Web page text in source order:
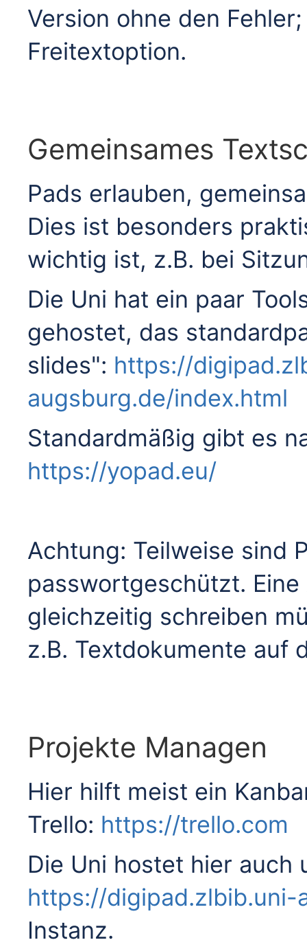
Version ohne den
Freitextoption.
Gemeinsames
Pads erlauben,
Dies ist besonders
wichtig ist, z.B. bei
Die Uni hat ein paar
gehostet, das
slides": https://
augsburg.de/index.html
Standardmäßig gibt es
https://yopad.eu/
Achtung: Teilweise sind
passwortgeschützt.
gleichzeitig schreiben
z.B. Textdokumente auf
Projekte Managen
Hier hilft meist ein
Trello: https://trello.com
Die Uni hostet hier auch
https://digipad.zlbib.uni-
Instanz.